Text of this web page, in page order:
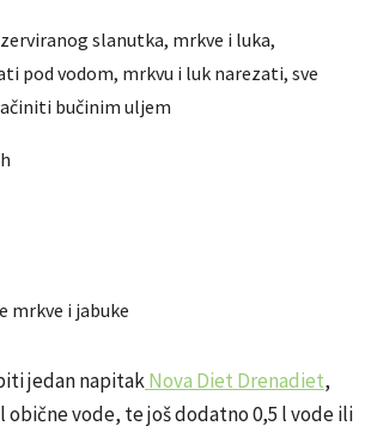
slanutka, mrkve i luka,
pod vodom, mrkvu i luk narezati, sve
bučinim uljem
mrkve i jabuke
jedan napitakNova Diet Drenadiet,
obične vode, te još dodatno 0,5 l vode ili